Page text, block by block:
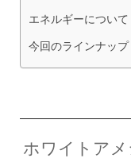
エネルギーについて
今回のラインナップ
ホワイトア